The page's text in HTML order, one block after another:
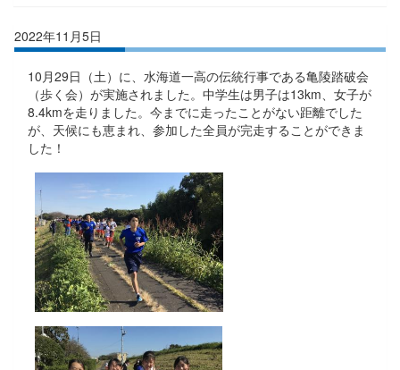
2022年11月5日
10月29日（土）に、水海道一高の伝統行事である亀陵踏破会
（歩く会）が実施されました。中学生は男子は13km、女子が
8.4kmを走りました。今までに走ったことがない距離でした
が、天候にも恵まれ、参加した全員が完走することができま
した！